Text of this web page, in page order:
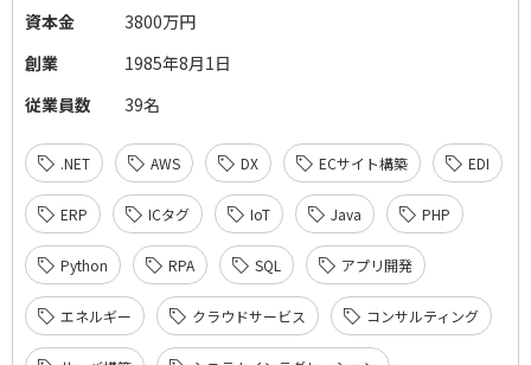
資本金
3800万円
創業
1985年8月1日
従業員数
39名
.NET AWS DX ECサイト構築 EDI
ERP ICタグ IoT Java PHP
Python RPA SQL アプリ開発
エネルギー クラウドサービス コンサルティング